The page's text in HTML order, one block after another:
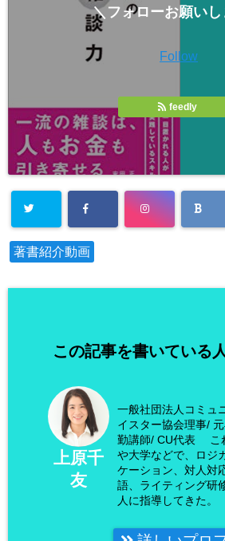
＼フォローお願いし
Follow
feedly
著書紹介動画
この記事を書いている
上原千
友
一般社団法人コミュ
イスター協会理事/
勤講師/ CU代表 こ
や大学などで、ロジ
ケーション、対人対
語、ライティング研
人に指導してきた。